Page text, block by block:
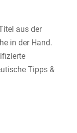
aus der
in der Hand.
Tipps &